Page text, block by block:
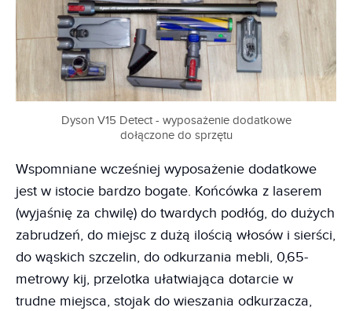
Dyson V15 Detect - wyposażenie dodatkowe
dołączone do sprzętu
Wspomniane wcześniej wyposażenie dodatkowe
jest w istocie bardzo bogate. Końcówka z laserem
(wyjaśnię za chwilę) do twardych podłóg, do dużych
zabrudzeń, do miejsc z dużą ilością włosów i sierści,
do wąskich szczelin, do odkurzania mebli, 0,65-
metrowy kij, przelotka ułatwiająca dotarcie w
trudne miejsca, stojak do wieszania odkurzacza,